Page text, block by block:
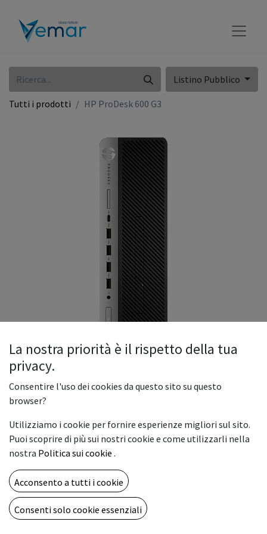
Listino Pubblico
Tutti i prodotti HP ProDesk 600 G3
HP ProDesk 600 G3
HP ProDesk 600 G3. Frequenza del processore: 3,2 GHz,
6500. Modello scheda grafica integrata: Intel HD Graphics
530. Alimentazione: 180 W. Tipo di case: SFF.
359,00€
La nostra priorità è il rispetto della tua
privacy.
Consentire l'uso dei cookies da questo sito su questo
browser?
Utilizziamo i cookie per fornire esperienze migliori sul sito.
Puoi scoprire di più sui nostri cookie e come utilizzarli nella
nostra Politica sui cookie .
Acconsento a tutti i cookie
Consenti solo cookie essenziali